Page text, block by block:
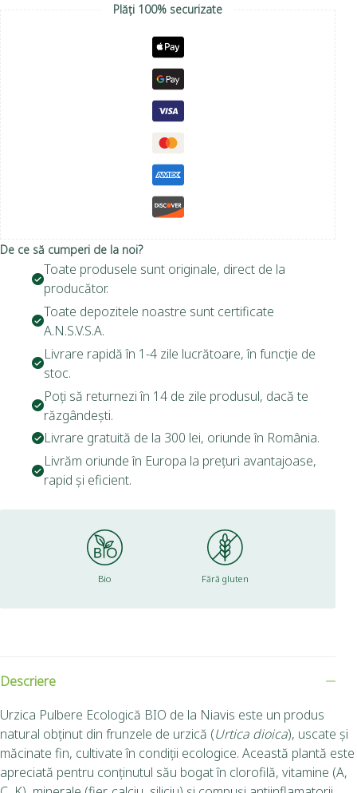
Plăți 100% securizate
De ce să cumperi de la noi?
Toate produsele sunt originale, direct de la
producător.
Toate depozitele noastre sunt certificate
A.N.S.V.S.A.
Livrare rapidă în 1-4 zile lucrătoare, în funcție de
stoc.
Poți să returnezi în 14 de zile produsul, dacă te
răzgândești.
Livrare gratuită de la 300 lei, oriunde în România.
Livrăm oriunde în Europa la prețuri avantajoase,
rapid și eficient.
Bio Fără gluten
Descriere
Urzica Pulbere Ecologică BIO de la Niavis este un produs
natural obținut din frunzele de urzică (Urtica dioica), uscate și
măcinate fin, cultivate în condiții ecologice. Această plantă este
apreciată pentru conținutul său bogat în clorofilă, vitamine (A,